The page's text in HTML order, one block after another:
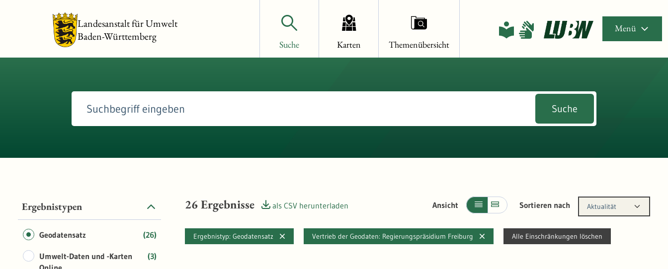
Landesanstalt für Umwelt
Baden-Württemberg
Suche Karten Themenübersicht
Menü
Suche
Ergebnistypen
(26)
Geodatensatz
(3)
Umwelt-Daten und -Karten
26Ergebnisse als CSV herunterladen Ansicht Sortieren nach Aktualität
Ergebnistyp: Geodatensatz Vertrieb der Geodaten: Regierungspräsidium Freiburg Alle Einschränkungen löschen